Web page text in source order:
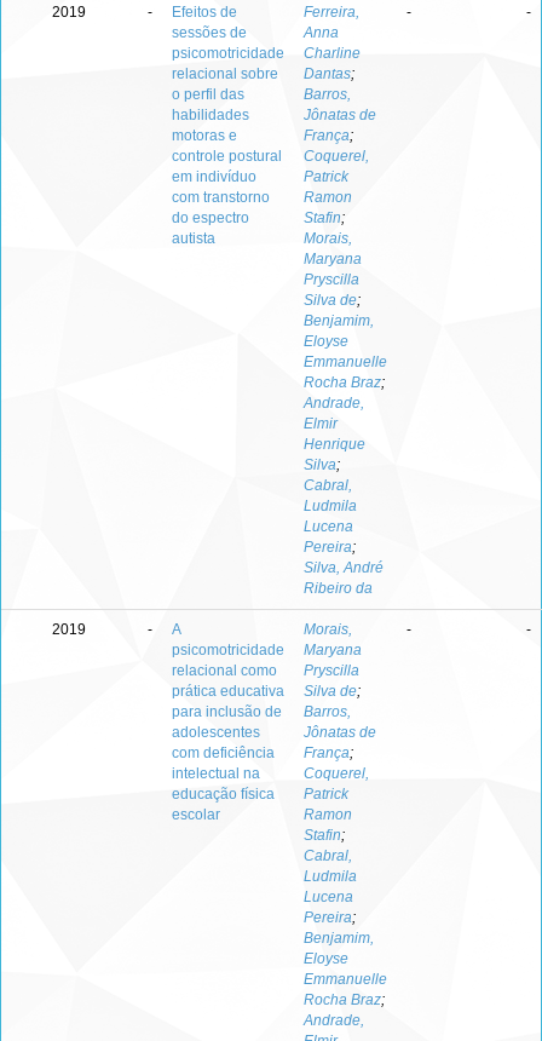
2019 -
Efeitos de
sessões de
psicomotricidade
relacional sobre
o perfil das
habilidades
motoras e
controle postural
em indivíduo
com transtorno
do espectro
autista
Ferreira,
Anna
Charline
Dantas;
Barros,
Jônatas de
França;
Coquerel,
Patrick
Ramon
Stafin;
Morais,
Maryana
Pryscilla
Silva de;
Benjamim,
Eloyse
Emmanuelle
Rocha Braz;
Andrade,
Elmir
Henrique
Silva;
Cabral,
Ludmila
Lucena
Pereira;
Silva, André
Ribeiro da
- -
2019 -
A
psicomotricidade
relacional como
prática educativa
para inclusão de
adolescentes
com deficiência
intelectual na
educação física
escolar
Morais,
Maryana
Pryscilla
Silva de;
Barros,
Jônatas de
França;
Coquerel,
Patrick
Ramon
Stafin;
Cabral,
Ludmila
Lucena
Pereira;
Benjamim,
Eloyse
Emmanuelle
Rocha Braz;
Andrade,
- -